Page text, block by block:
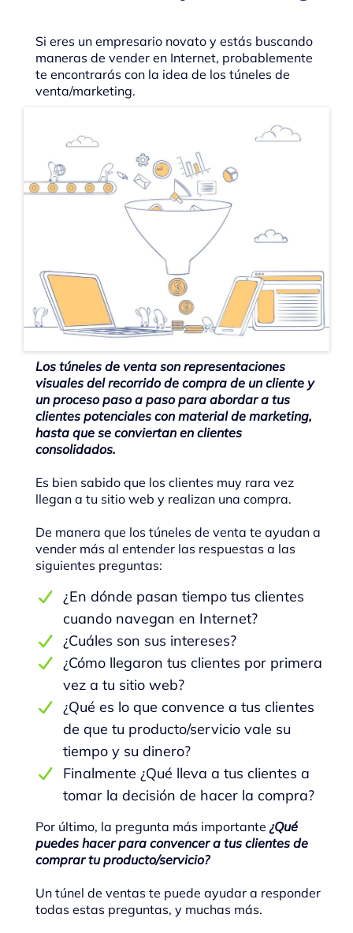
Si eres un empresario novato y estás buscando
maneras de vender en Internet, probablemente
te encontrarás con la idea de los túneles de
venta/marketing.
Los túneles de venta son representaciones
visuales del recorrido de compra de un cliente y
un proceso paso a paso para abordar a tus
clientes potenciales con material de marketing,
hasta que se conviertan en clientes
consolidados.
Es bien sabido que los clientes muy rara vez
llegan a tu sitio web y realizan una compra.
De manera que los túneles de venta te ayudan a
vender más al entender las respuestas a las
siguientes preguntas:
¿En dónde pasan tiempo tus clientes
cuando navegan en Internet?
¿Cuáles son sus intereses?
¿Cómo llegaron tus clientes por primera
vez a tu sitio web?
¿Qué es lo que convence a tus clientes
de que tu producto/servicio vale su
tiempo y su dinero?
Finalmente ¿Qué lleva a tus clientes a
tomar la decisión de hacer la compra?
Por último, la pregunta más importante ¿Qué
puedes hacer para convencer a tus clientes de
comprar tu producto/servicio?
Un túnel de ventas te puede ayudar a responder
todas estas preguntas, y muchas más.